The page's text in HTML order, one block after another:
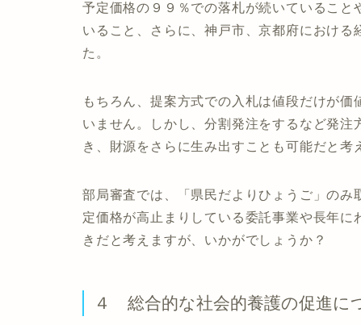
予定価格の９９％での落札が続いているこ
いること、さらに、神戸市、京都府におけ
た。
もちろん、提案方式での入札は値段だけが
いません。しかし、分割発注をするなど発
き、財源をさらに生み出すことも可能だと考
部局審査では、「県民だよりひょうご」の
定価格が高止まりしている委託事業や長年
きだと考えますが、いかがでしょうか？
４ 総合的な社会的養護の促進に